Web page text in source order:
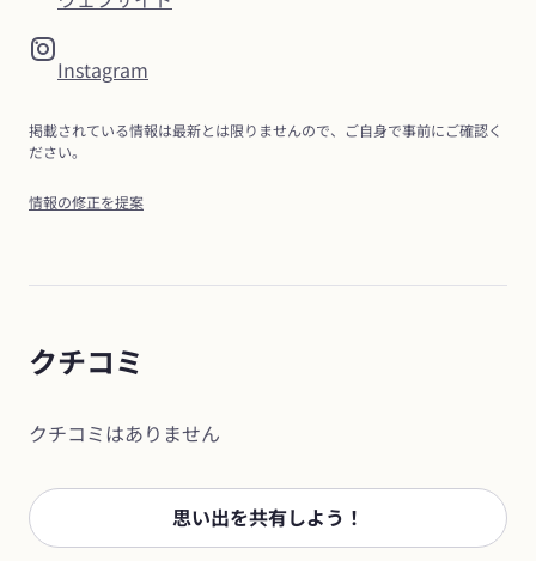
Instagram
掲載されている情報は最新とは限りませんので、ご自身で事前にご確認く
ださい。
情報の修正を提案
クチコミ
クチコミはありません
思い出を共有しよう！